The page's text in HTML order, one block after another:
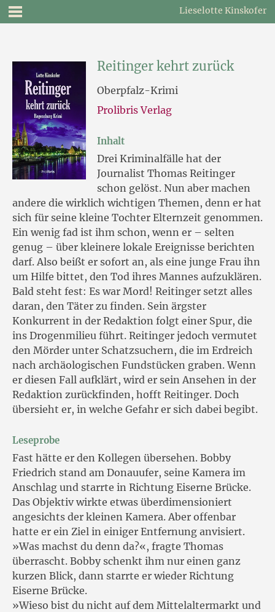
Lieselotte Kinskofer
Reitinger kehrt zurück
Oberpfalz-Krimi
Prolibris Verlag
Inhalt
Drei Kriminalfälle hat der
Journalist Thomas Reitinger
schon gelöst. Nun aber machen
andere die wirklich wichtigen Themen, denn er hat
sich für seine kleine Tochter Elternzeit genommen.
Ein wenig fad ist ihm schon, wenn er – selten
genug – über kleinere lokale Ereignisse berichten
darf. Also beißt er sofort an, als eine junge Frau ihn
um Hilfe bittet, den Tod ihres Mannes aufzuklären.
Bald steht fest: Es war Mord! Reitinger setzt alles
daran, den Täter zu finden. Sein ärgster
Konkurrent in der Redaktion folgt einer Spur, die
ins Drogenmilieu führt. Reitinger jedoch vermutet
den Mörder unter Schatzsuchern, die im Erdreich
nach archäologischen Fundstücken graben. Wenn
er diesen Fall aufklärt, wird er sein Ansehen in der
Redaktion zurückfinden, hofft Reitinger. Doch
übersieht er, in welche Gefahr er sich dabei begibt.
Leseprobe
Fast hätte er den Kollegen übersehen. Bobby
Friedrich stand am Donauufer, seine Kamera im
Anschlag und starrte in Richtung Eiserne Brücke.
Das Objektiv wirkte etwas überdimensioniert
angesichts der kleinen Kamera. Aber offenbar
hatte er ein Ziel in einiger Entfernung anvisiert.
»Was machst du denn da?«, fragte Thomas
überrascht. Bobby schenkt ihm nur einen ganz
kurzen Blick, dann starrte er wieder Richtung
Eiserne Brücke.
»Wieso bist du nicht auf dem Mittelaltermarkt und